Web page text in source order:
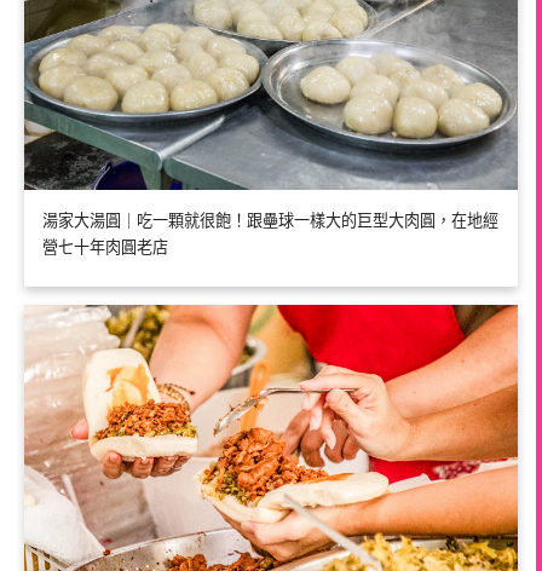
湯家大湯圓｜吃一顆就很飽！跟壘球一樣大的巨型大肉圓，在地經
營七十年肉圓老店